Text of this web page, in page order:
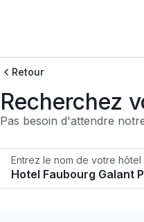
Retour
Recherchez
Pas besoin d'attendre
Entrez le nom de votre hôtel